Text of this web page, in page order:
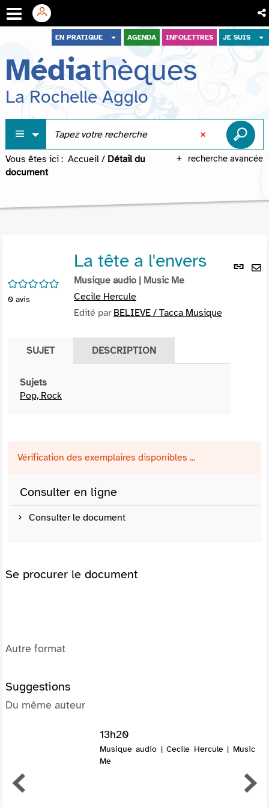
menu
contenu
recherche
EN PRATIQUE AGENDA INFOLETTRES JE SUIS
Médiathèques
La Rochelle Agglo
recherche avancée
Vous êtes ici : Accueil / Détail du
document
Lien
/5
0 avis
La tête a l'envers
Musique audio | Music Me
Cecile Hercule
Edité par BELIEVE / Tacca Musique
SUJET DESCRIPTION
Sujets
Pop, Rock
Vérification des exemplaires disponibles ...
Consulter en ligne
Consulter le document
Se procurer le document
Autre format
Suggestions
Du même auteur
13h20
Musique audio | Cecile Hercule | Music
Me